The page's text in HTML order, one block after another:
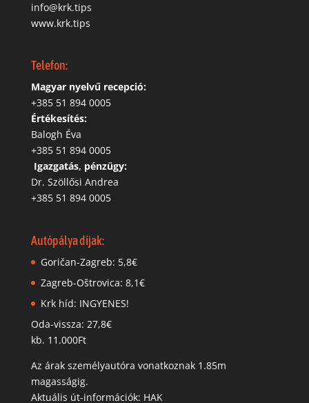
info@krk.tips
www.krk.tips
Telefon:
Magyar nyelvű recepció:
‭+385 51 894 0005
Értékesítés:
Balogh Éva
+385 51 894 0005
Igazgatás, pénzügy:
Dr. Szöllősi Andrea
+385 51 894 0005
Autópálya díjak:
Goričan-Zagreb: 5,8€
Zagreb-Oštrovica: 8,1€
Krk híd: INGYENES!
Oda-vissza: 27,8€
kb. 11.000Ft
Az árak személyautóra vonatkoznak 1.85m
magasságig.
Aktuális út-információk: HAK